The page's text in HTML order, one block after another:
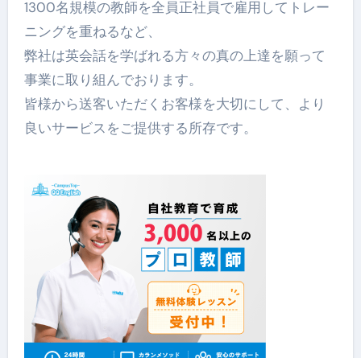
1300名規模の教師を全員正社員で雇用してトレー
ニングを重ねるなど、
弊社は英会話を学ばれる方々の真の上達を願って
事業に取り組んでおります。
皆様から送客いただくお客様を大切にして、より
良いサービスをご提供する所存です。